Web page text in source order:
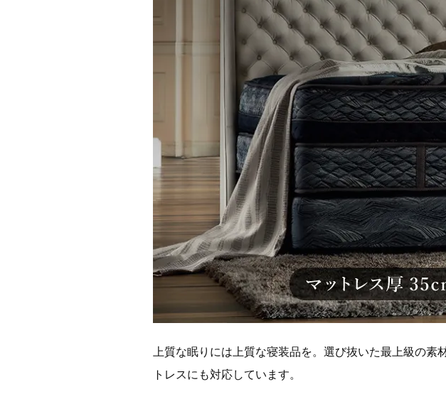
上質な眠りには上質な寝装品を。選び抜いた最上級の
トレスにも対応しています。